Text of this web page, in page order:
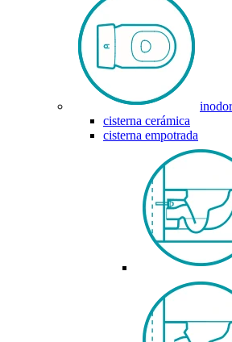
cisterna cerámica
cisterna empotrada